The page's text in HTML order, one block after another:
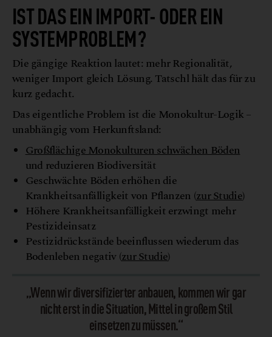
IST DAS EIN IMPORT- ODER EIN
SYSTEMPROBLEM?
Die gängige Reaktion lautet: mehr Regionalität,
weniger Import gleich Lösung. Tatschl hält das für zu
kurz gedacht.
Das eigentliche Problem ist die Monokultur-Logik –
unabhängig vom Herkunftsland:
Großflächige Monokulturen schwächen Böden
und reduzieren Biodiversität
Geschwächte Böden erhöhen die
Krankheitsanfälligkeit von Pflanzen (zur Studie)
Höhere Krankheitsanfälligkeit erzwingt mehr
Pestizideinsatz
Pestizidrückstände beeinflussen wiederum das
Bodenleben negativ (zur Studie)
„Wenn wir diversifizierter anbauen, kommen wir gar
nicht erst in die Situation, Mittel in großem Stil
einsetzen zu müssen.“